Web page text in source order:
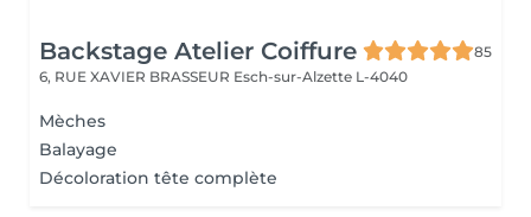
Backstage Atelier Coiffure
85
6, RUE XAVIER BRASSEUR Esch-sur-Alzette L-4040
Mèches
Balayage
Décoloration tête complète